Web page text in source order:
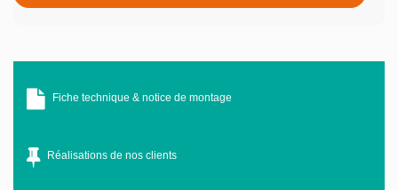
Fiche technique & notice de montage
Réalisations de nos clients